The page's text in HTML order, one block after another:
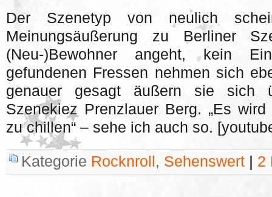
Der Szenetyp von neulich
Meinungsäußerung zu Berliner
(Neu-)Bewohner angeht, kein
gefundenen Fressen nehmen sich
genauer gesagt äußern sie sich
Szenekiez Prenzlauer Berg. „Es
zu chillen“ – sehe ich auch so.
Kategorie Rocknroll , Sehenswert 2